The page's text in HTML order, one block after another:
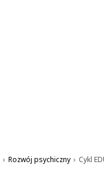
› Rozwój psychiczny › Cykl